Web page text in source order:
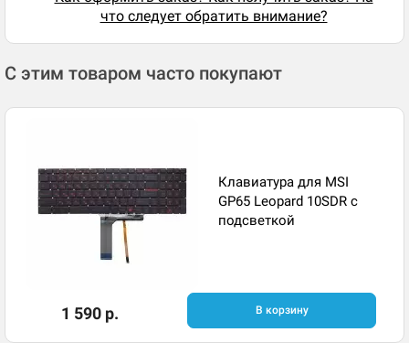
что следует обратить внимание?
С этим товаром часто покупают
Клавиатура для MSI
GP65 Leopard 10SDR с
подсветкой
1 590 р. В корзину